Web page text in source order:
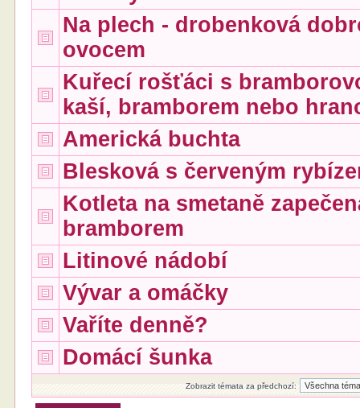
Na plech - drobenková
ovocem
Kuřecí rošťáci s
kaší, bramborem nebo
Americká buchta
Blesková s červeným
Kotleta na smetaně
bramborem
Litinové nádobí
Vývar a omáčky
Vaříte denně?
Domácí šunka
Zobrazit témata za předchozí: